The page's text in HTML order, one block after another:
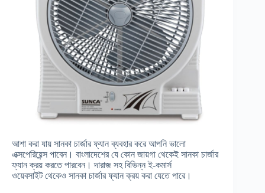
আশা করা যায় সানকা চার্জার ফ্যান ব্যবহার করে আপনি ভালো
এক্সপেরিয়েন্স পাবেন। বাংলাদেশের যে কোন জায়গা থেকেই সানকা চার্জার
ফ্যান ক্রয় করতে পারবেন। দারাজ সহ বিভিন্ন ই-কমার্স
ওয়েবসাইট থেকেও সানকা চার্জার ফ্যান ক্রয় করা যেতে পারে।